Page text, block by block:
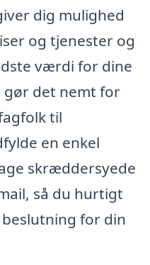
dig mulighed
og tjenester og
værdi for dine
gør det nemt for
til
en enkel
skræddersyede
så du hurtigt
for din